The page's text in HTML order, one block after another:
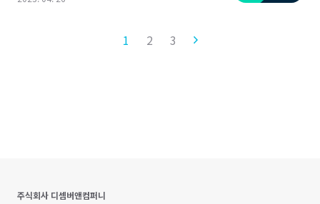
1 2 3
주식회사 디셈버앤컴퍼니